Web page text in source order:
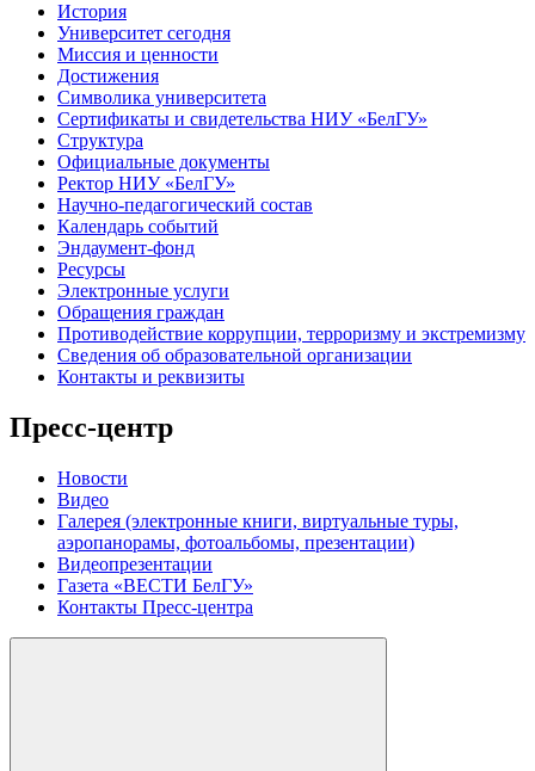
История
Университет сегодня
Миссия и ценности
Достижения
Символика университета
Сертификаты и свидетельства НИУ «БелГУ»
Структура
Официальные документы
Ректор НИУ «БелГУ»
Научно-педагогический состав
Календарь событий
Эндаумент-фонд
Ресурсы
Электронные услуги
Обращения граждан
Противодействие коррупции, терроризму и экстремизму
Сведения об образовательной организации
Контакты и реквизиты
Пресс-центр
Новости
Видео
Галерея (электронные книги, виртуальные туры,
аэропанорамы, фотоальбомы, презентации)
Видеопрезентации
Газета «ВЕСТИ БелГУ»
Контакты Пресс-центра